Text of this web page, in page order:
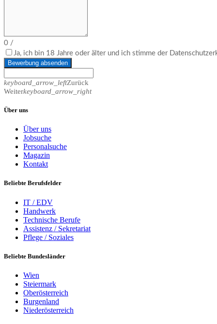
0 /
Ja, ich bin 18 Jahre oder älter und ich stimme der
Bewerbung absenden
keyboard_arrow_leftZurück
Weiterkeyboard_arrow_right
Über uns
Über uns
Jobsuche
Personalsuche
Magazin
Kontakt
Beliebte Berufsfelder
IT / EDV
Handwerk
Technische Berufe
Assistenz / Sekretariat
Pflege / Soziales
Beliebte Bundesländer
Wien
Steiermark
Oberösterreich
Burgenland
Niederösterreich